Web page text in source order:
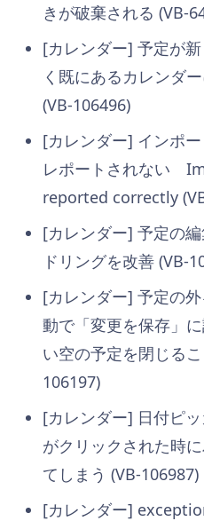
きが破棄される (VB-
[カレンダー] 予定が
く既にあるカレンダ
(VB-106496)
[カレンダー] インポ
レポートされない
reported correctly
[カレンダー] 予定の
ドリングを改善 (VB-
[カレンダー] 予定の
動で「変更を保存」
い空の予定を閉じる
106197)
[カレンダー] 日付ピ
がクリックされた時
てしまう (VB-106987)
[カレンダー]